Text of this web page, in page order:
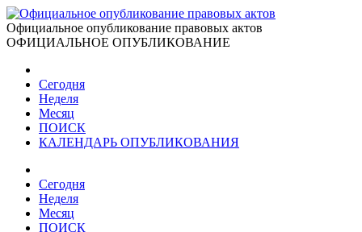
Официальное опубликование правовых актов
ОФИЦИАЛЬНОЕ ОПУБЛИКОВАНИЕ
Сегодня
Неделя
Месяц
ПОИСК
КАЛЕНДАРЬ ОПУБЛИКОВАНИЯ
Сегодня
Неделя
Месяц
ПОИСК